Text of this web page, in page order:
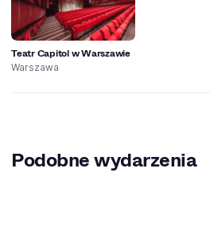
Teatr Capitol w Warszawie
Warszawa
Podobne wydarzenia